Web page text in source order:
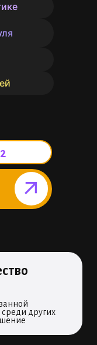
2
среди других